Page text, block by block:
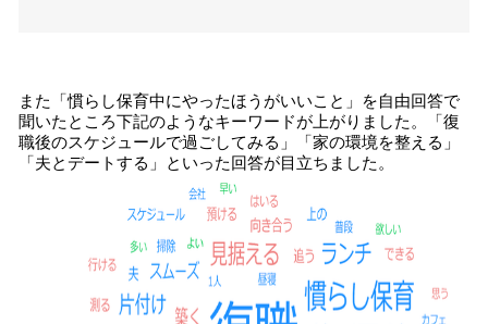
また「慣らし保育中にやったほうがいいこと」を自由回答で
聞いたところ下記のようなキーワードが上がりました。「復
職後のスケジュールで過ごしてみる」「家の環境を整える」
「夫とデートする」といった回答が目立ちました。